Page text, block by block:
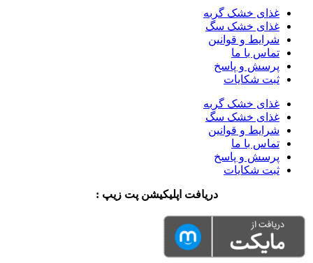
غذای خشک گربه
غذای خشک سگ
شرایط و قوانین
تماس با ما
پرسش و پاسخ
ثبت شکایات
غذای خشک گربه
غذای خشک سگ
شرایط و قوانین
تماس با ما
پرسش و پاسخ
ثبت شکایات
دریافت اپلیکیشن پت زیپ :